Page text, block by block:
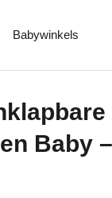
Babywinkels
Baby